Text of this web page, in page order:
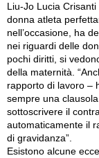
Liu-Jo Lucia
donna atleta
nell’occasione, ha
nei riguardi delle
pochi diritti, si
della maternità.
rapporto di lavoro –
sempre una
sottoscrivere il
automaticamente il
di gravidanza”.
Esistono alcune